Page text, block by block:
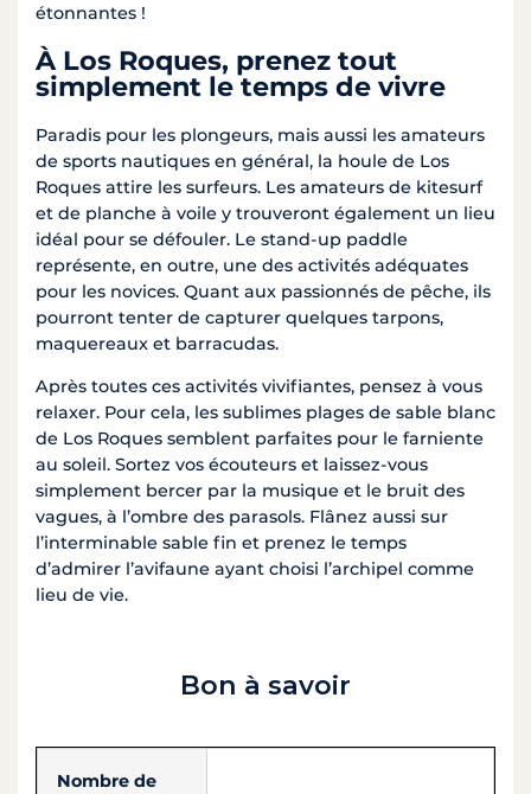
étonnantes !
À Los Roques, prenez tout
simplement le temps de vivre
Paradis pour les plongeurs, mais aussi les amateurs
de sports nautiques en général, la houle de Los
Roques attire les surfeurs. Les amateurs de kitesurf
et de planche à voile y trouveront également un lieu
idéal pour se défouler. Le stand-up paddle
représente, en outre, une des activités adéquates
pour les novices. Quant aux passionnés de pêche, ils
pourront tenter de capturer quelques tarpons,
maquereaux et barracudas.
Après toutes ces activités vivifiantes, pensez à vous
relaxer. Pour cela, les sublimes plages de sable blanc
de Los Roques semblent parfaites pour le farniente
au soleil. Sortez vos écouteurs et laissez-vous
simplement bercer par la musique et le bruit des
vagues, à l’ombre des parasols. Flânez aussi sur
l’interminable sable fin et prenez le temps
d’admirer l’avifaune ayant choisi l’archipel comme
lieu de vie.
Bon à savoir
Nombre de